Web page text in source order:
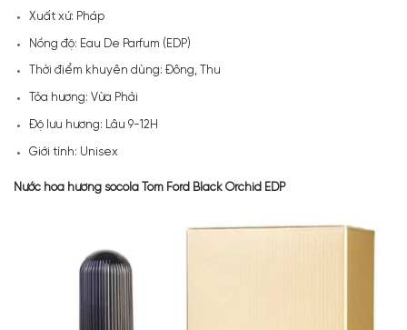
Xuất xứ: Pháp
Nồng độ: Eau De Parfum (EDP)
Thời điểm khuyên dùng: Đông, Thu
Tỏa hương: Vừa Phải
Độ lưu hương: Lâu 9-12H
Giới tính: Unisex
Nước hoa hương socola Tom Ford Black Orchid EDP